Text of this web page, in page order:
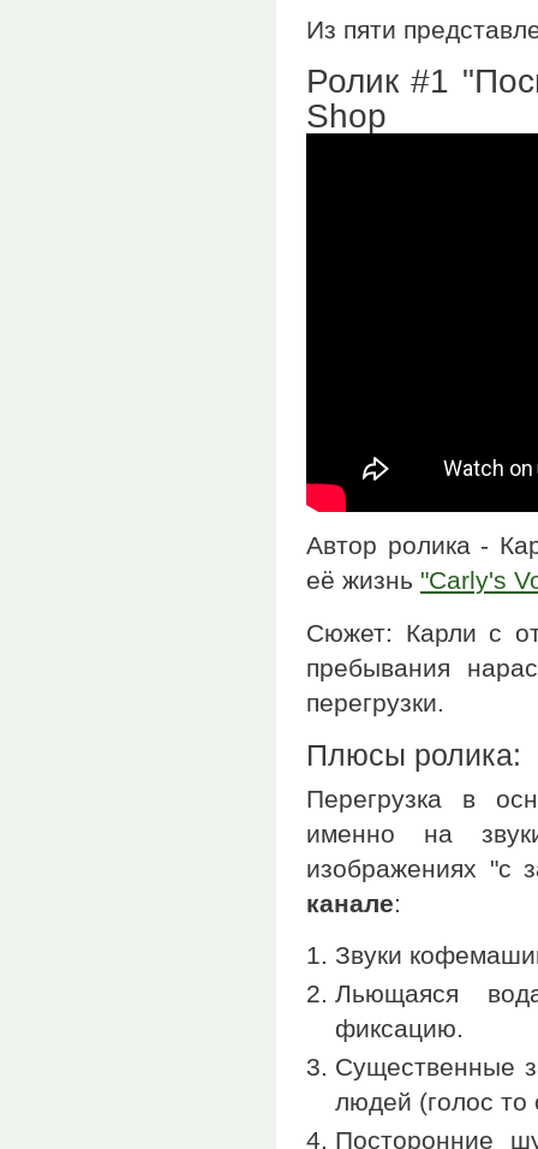
Из пяти
Ролик #1
Shop
Автор ролика -
её жизнь "Carly's
Сюжет: Карли с
пребывания
перегрузки.
Плюсы ролика:
Перегрузка в
именно на
изображениях "с
канале:
Звуки
Льющаяся
фиксацию.
Существенные
людей (голос то
Посторонние